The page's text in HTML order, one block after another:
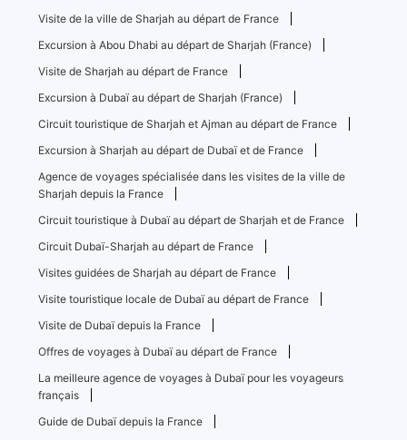
Visite de la ville de Sharjah au départ de France
Excursion à Abou Dhabi au départ de Sharjah (France)
Visite de Sharjah au départ de France
Excursion à Dubaï au départ de Sharjah (France)
Circuit touristique de Sharjah et Ajman au départ de France
Excursion à Sharjah au départ de Dubaï et de France
Agence de voyages spécialisée dans les visites de la ville de
Sharjah depuis la France
Circuit touristique à Dubaï au départ de Sharjah et de France
Circuit Dubaï-Sharjah au départ de France
Visites guidées de Sharjah au départ de France
Visite touristique locale de Dubaï au départ de France
Visite de Dubaï depuis la France
Offres de voyages à Dubaï au départ de France
La meilleure agence de voyages à Dubaï pour les voyageurs
français
Guide de Dubaï depuis la France